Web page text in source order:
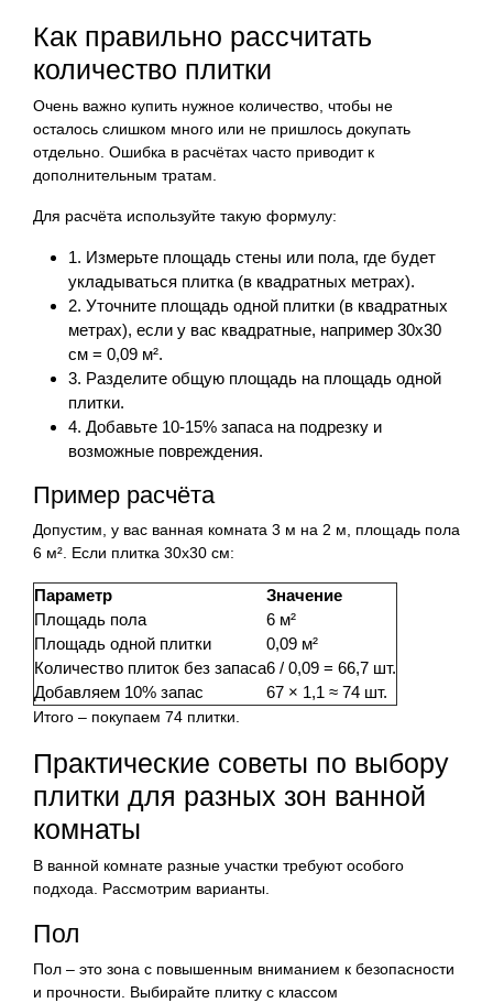
Как правильно рассчитать
количество плитки
Очень важно купить нужное количество, чтобы не
осталось слишком много или не пришлось докупать
отдельно. Ошибка в расчётах часто приводит к
дополнительным тратам.
Для расчёта используйте такую формулу:
1. Измерьте площадь стены или пола, где будет
укладываться плитка (в квадратных метрах).
2. Уточните площадь одной плитки (в квадратных
метрах), если у вас квадратные, например 30х30
см = 0,09 м².
3. Разделите общую площадь на площадь одной
плитки.
4. Добавьте 10-15% запаса на подрезку и
возможные повреждения.
Пример расчёта
Допустим, у вас ванная комната 3 м на 2 м, площадь пола
6 м². Если плитка 30х30 см:
Параметр
Значение
Площадь пола
6 м²
Площадь одной плитки
0,09 м²
Количество плиток без запаса6 / 0,09 = 66,7 шт.
Добавляем 10% запас
67 × 1,1 ≈ 74 шт.
Итого – покупаем 74 плитки.
Практические советы по выбору
плитки для разных зон ванной
комнаты
В ванной комнате разные участки требуют особого
подхода. Рассмотрим варианты.
Пол
Пол – это зона с повышенным вниманием к безопасности
и прочности. Выбирайте плитку с классом